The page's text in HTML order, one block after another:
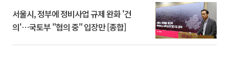
서울시, 정부에 정비사업 규제 완화 '건
의'⋯국토부 "협의 중" 입장만 [종합]